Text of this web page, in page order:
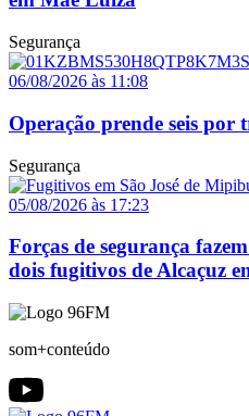
Segurança
06/08/2026 às 11:08
Operação prende seis por
Segurança
05/08/2026 às 17:23
Forças de segurança
dois fugitivos de Alcaçuz
som+conteúdo